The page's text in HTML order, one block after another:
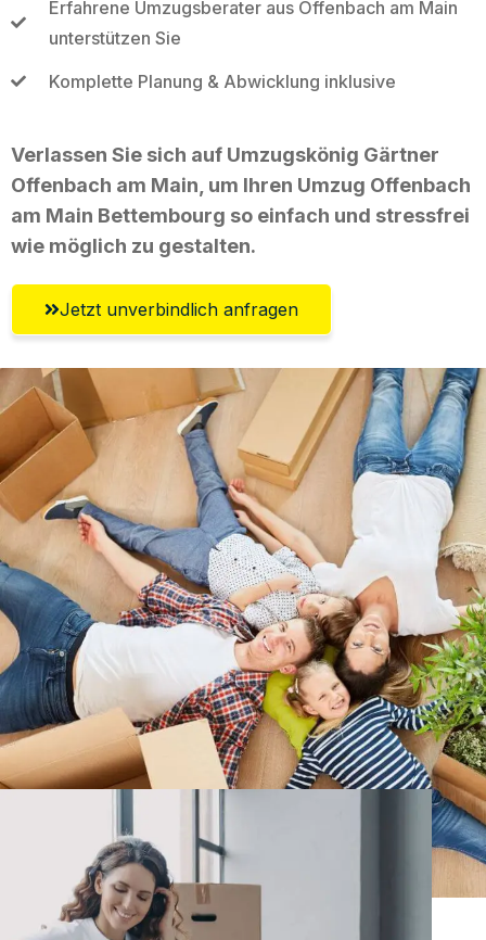
Erfahrene Umzugsberater aus Offenbach am Main
unterstützen Sie
Komplette Planung & Abwicklung inklusive
Verlassen Sie sich auf Umzugskönig Gärtner
Offenbach am Main, um Ihren Umzug Offenbach
am Main Bettembourg so einfach und stressfrei
wie möglich zu gestalten.
Jetzt unverbindlich anfragen